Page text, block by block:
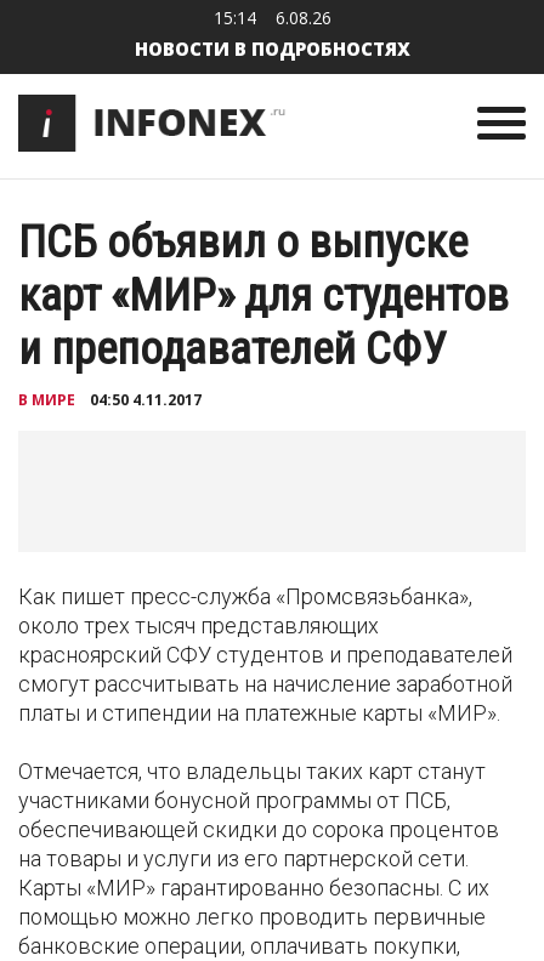
15:14 6.08.26
НОВОСТИ В ПОДРОБНОСТЯХ
ПСБ объявил о выпуске
карт «МИР» для студентов
и преподавателей СФУ
В МИРЕ 04:50 4.11.2017
Как пишет пресс-служба «Промсвязьбанка»,
около трех тысяч представляющих
красноярский СФУ студентов и преподавателей
смогут рассчитывать на начисление заработной
платы и стипендии на платежные карты «МИР».
Отмечается, что владельцы таких карт станут
участниками бонусной программы от ПСБ,
обеспечивающей скидки до сорока процентов
на товары и услуги из его партнерской сети.
Карты «МИР» гарантированно безопасны. С их
помощью можно легко проводить первичные
банковские операции, оплачивать покупки,